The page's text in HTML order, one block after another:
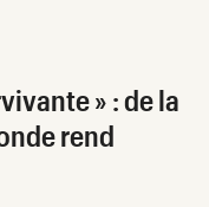
» : de la
rend